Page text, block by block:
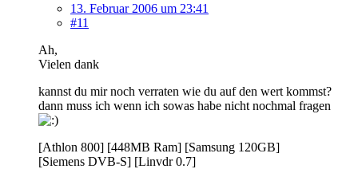
13. Februar 2006 um 23:41
#11
Ah,
Vielen dank
kannst du mir noch verraten wie du auf den wert kommst?
dann muss ich wenn ich sowas habe nicht nochmal fragen
[Athlon 800] [448MB Ram] [Samsung 120GB]
[Siemens DVB-S] [Linvdr 0.7]